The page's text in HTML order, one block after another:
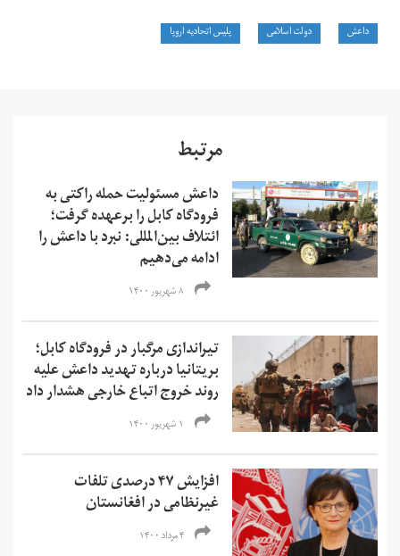
داعش دولت اسلامی پلیس اتحادیه اروپا
مرتبط
داعش مسئولیت حمله راکتی به
فرودگاه کابل را برعهده گرفت؛
ائتلاف بین‌المللی: نبرد با داعش را
ادامه می‌دهیم
۸ شهریور ۱۴۰۰
تیراندازی مرگبار در فرودگاه کابل؛
بریتانیا درباره تهدید داعش علیه
روند خروج اتباع خارجی هشدار داد
۱ شهریور ۱۴۰۰
افزایش ۴۷ درصدی تلفات
غیرنظامی در افغانستان
۴ مرداد ۱۴۰۰